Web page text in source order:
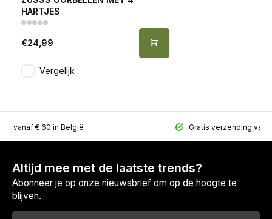
HARTJES
€24,99
Vergelijk
vanaf € 60 in België Gratis verzending
Altijd mee met de laatste trends?
Abonneer je op onze nieuwsbrief om op de hoogte te
blijven.